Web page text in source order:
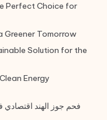
Perfect Choice for
Greener Tomorrow
Solution for the
Energy
فحم جوز الهند اقتصادي